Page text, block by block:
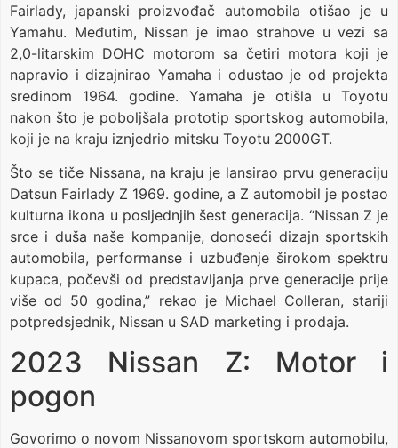
Fairlady, japanski proizvođač automobila otišao je u
Yamahu. Međutim, Nissan je imao strahove u vezi sa
2,0-litarskim DOHC motorom sa četiri motora koji je
napravio i dizajnirao Yamaha i odustao je od projekta
sredinom 1964. godine. Yamaha je otišla u Toyotu
nakon što je poboljšala prototip sportskog automobila,
koji je na kraju iznjedrio mitsku Toyotu 2000GT.
Što se tiče Nissana, na kraju je lansirao prvu generaciju
Datsun Fairlady Z 1969. godine, a Z automobil je postao
kulturna ikona u posljednjih šest generacija. “Nissan Z je
srce i duša naše kompanije, donoseći dizajn sportskih
automobila, performanse i uzbuđenje širokom spektru
kupaca, počevši od predstavljanja prve generacije prije
više od 50 godina,” rekao je Michael Colleran, stariji
potpredsjednik, Nissan u SAD marketing i prodaja.
2023 Nissan Z: Motor i
pogon
Govorimo o novom Nissanovom sportskom automobilu,